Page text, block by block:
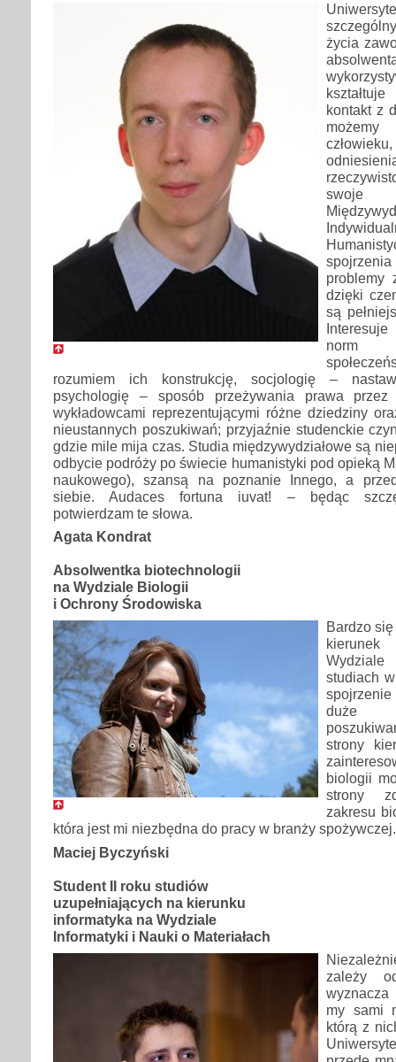
życia
kontakt z
swoje
problemy
dzięki
są
norm
rozumiem ich konstrukcję, socjologię –
psychologię – sposób przeżywania prawa
wykładowcami reprezentującymi różne dziedziny
nieustannych poszukiwań; przyjaźnie studenckie
gdzie mile mija czas. Studia międzywydziałowe są
odbycie podróży po świecie humanistyki pod opieką
naukowego), szansą na poznanie Innego, a
siebie. Audaces fortuna iuvat! – będąc
potwierdzam te słowa.
Agata Kondrat
Absolwentka biotechnologii
na Wydziale Biologii
i Ochrony Środowiska
Bardzo
studiach
duże
strony
biologii
strony
zakresu
która jest mi niezbędna do pracy w branży spożywczej.
Maciej Byczyński
Student II roku studiów
uzupełniających na kierunku
informatyka na Wydziale
Informatyki i Nauki o Materiałach
zależy
my sami
którą z